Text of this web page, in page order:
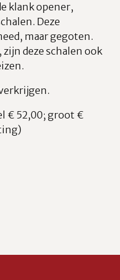
klank opener,
Deze
maar gegoten.
deze schalen ook
€ 52,00; groot €